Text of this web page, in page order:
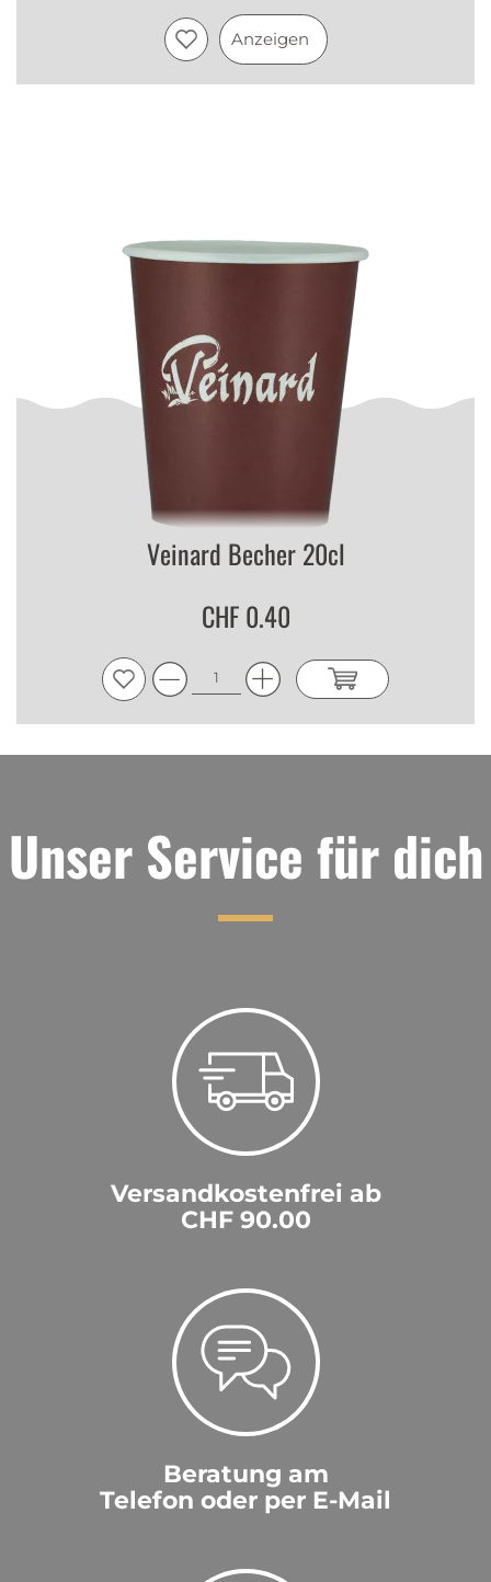
Anzeigen
Veinard Becher 20cl
CHF 0.40
Unser Service für dich
Versandkostenfrei ab
CHF 90.00
Beratung am
Telefon oder per E-Mail